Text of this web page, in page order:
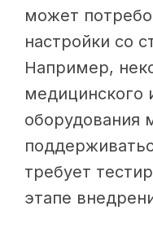
может
настройки со
Например,
медицинского
оборудования
требует
этапе